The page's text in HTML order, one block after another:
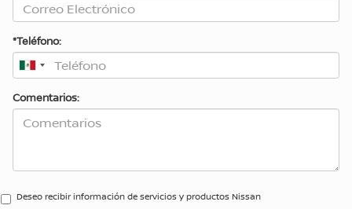
*Teléfono:
Comentarios:
Deseo recibir información de servicios y productos Nissan